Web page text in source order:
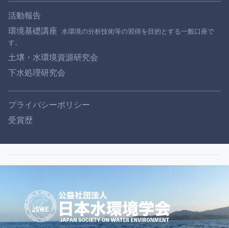
活動報告
環境基礎講座
土壌・水環境資源研究会
下水処理研究会
プライバシーポリシー
受賞歴